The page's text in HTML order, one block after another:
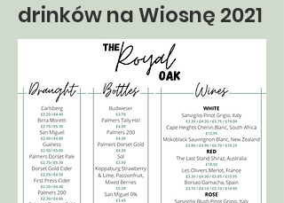
drinków na Wiosnę 2021